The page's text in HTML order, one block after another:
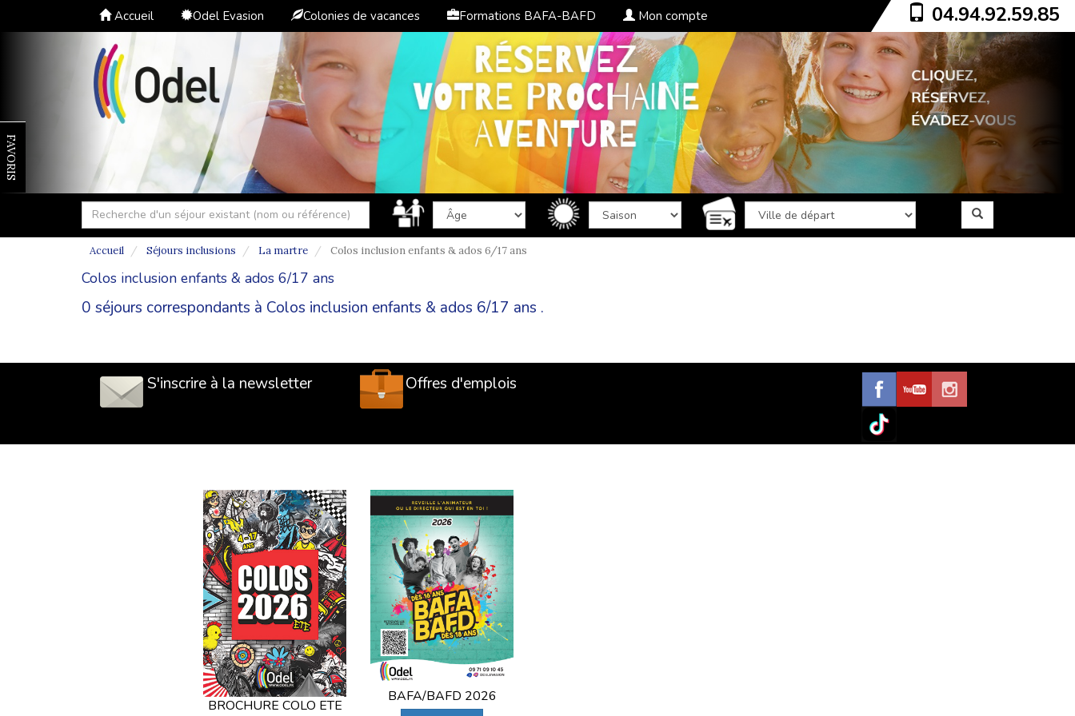
Accueil Odel Evasion Colonies de vacances Formations BAFA-BAFD Mon compte 04.94.92.59.85
FAVORIS
Accueil Séjours inclusions La martre Colos inclusion enfants & ados 6/17 ans
Colos inclusion enfants & ados 6/17 ans
0 séjours correspondants à Colos inclusion enfants & ados 6/17 ans .
S'inscrire à la newsletter Offres d'emplois
BROCHURE COLO ETE
BAFA/BAFD 2026